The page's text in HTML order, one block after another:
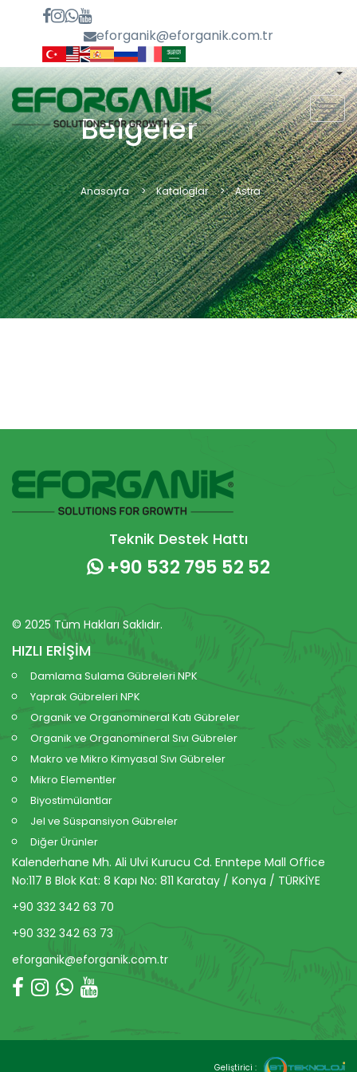
eforganik@eforganik.com.tr
Belgeler
Anasayfa Kataloglar Astra
Teknik Destek Hattı
+90 532 795 52 52
© 2025 Tüm Hakları Saklıdır.
HIZLI ERİŞİM
Damlama Sulama Gübreleri NPK
Yaprak Gübreleri NPK
Organik ve Organomineral Katı Gübreler
Organik ve Organomineral Sıvı Gübreler
Makro ve Mikro Kimyasal Sıvı Gübreler
Mikro Elementler
Biyostimülantlar
Jel ve Süspansiyon Gübreler
Diğer Ürünler
Kalenderhane Mh. Ali Ulvi Kurucu Cd. Enntepe Mall Office
No:117 B Blok Kat: 8 Kapı No: 811 Karatay / Konya / TÜRKİYE
+90 332 342 63 70
+90 332 342 63 73
eforganik@eforganik.com.tr
Geliştirici :